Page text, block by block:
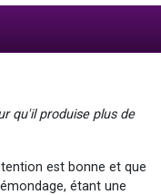
qu'il produise plus de
est bonne et que
étant une